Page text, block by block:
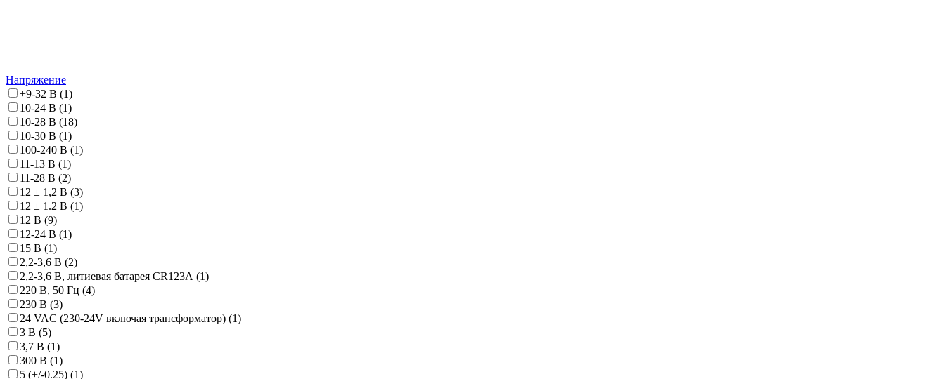
Напряжение
+9-32 В (1)
10-24 В (1)
10-28 В (18)
10-30 В (1)
100-240 В (1)
11-13 В (1)
11-28 В (2)
12 ± 1,2 В (3)
12 ± 1.2 В (1)
12 В (9)
12-24 В (1)
15 В (1)
2,2-3,6 В (2)
2,2-3,6 В, литиевая батарея CR123А (1)
220 В, 50 Гц (4)
230 В (3)
24 VAC (230-24V включая трансформатор) (1)
3 В (5)
3,7 В (1)
300 В (1)
5 (+/-0.25) (1)